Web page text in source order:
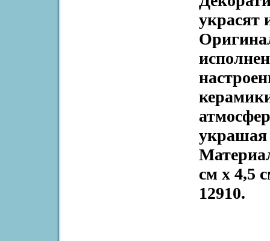
украсят
украшая
см х 4,5
12910.